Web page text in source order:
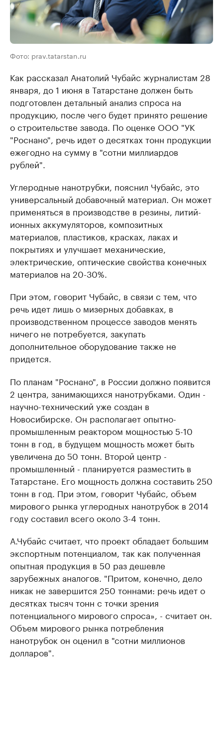
Фото: prav.tatarstan.ru
Как рассказал Анатолий Чубайс журналистам 28
января, до 1 июня в Татарстане должен быть
подготовлен детальный анализ спроса на
продукцию, после чего будет принято решение
о строительстве завода. По оценке ООО "УК
"Роснано", речь идет о десятках тонн продукции
ежегодно на сумму в "сотни миллиардов
рублей".
Углеродные нанотрубки, пояснил Чубайс, это
универсальный добавочный материал. Он может
применяться в производстве в резины, литий-
ионных аккумуляторов, композитных
материалов, пластиков, красках, лаках и
покрытиях и улучшает механические,
электрические, оптические свойства конечных
материалов на 20-30%.
При этом, говорит Чубайс, в связи с тем, что
речь идет лишь о мизерных добавках, в
производственном процессе заводов менять
ничего не потребуется, закупать
дополнительное оборудование также не
придется.
По планам "Роснано", в России должно появится
2 центра, занимающихся нанотрубками. Один -
научно-технический уже создан в
Новосибирске. Он располагает опытно-
промышленным реактором мощностью 5-10
тонн в год, в будущем мощность может быть
увеличена до 50 тонн. Второй центр -
промышленный - планируется разместить в
Татарстане. Его мощность должна составить 250
тонн в год. При этом, говорит Чубайс, объем
мирового рынка углеродных нанотрубок в 2014
году составил всего около 3-4 тонн.
А.Чубайс считает, что проект обладает большим
экспортным потенциалом, так как полученная
опытная продукция в 50 раз дешевле
зарубежных аналогов. "Притом, конечно, дело
никак не завершится 250 тоннами: речь идет о
десятках тысяч тонн с точки зрения
потенциального мирового спроса», - считает он.
Объем мирового рынка потребления
нанотрубок он оценил в "сотни миллионов
долларов".